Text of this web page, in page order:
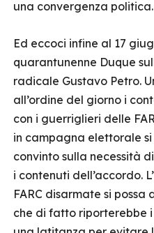
una convergenza politica.
Ed eccoci infine al 17
quarantunenne Duque
radicale Gustavo Petro.
all’ordine del giorno i
con i guerriglieri delle
in campagna elettorale
convinto sulla necessità
i contenuti dell’accordo.
FARC disarmate si
che di fatto riporterebbe